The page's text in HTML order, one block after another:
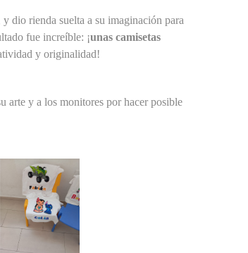
dio rienda suelta a su imaginación para
fue increíble: ¡unas camisetas
y originalidad!
arte y a los monitores por hacer posible